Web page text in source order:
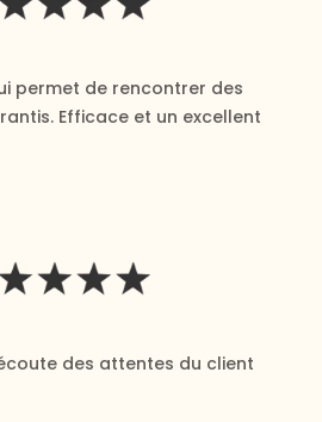
permet de rencontrer des
Efficace et un excellent
des attentes du client